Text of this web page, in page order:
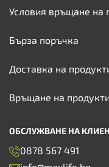
Условия връщане на
Бърза поръчка
Доставка на
Връщане на продукти
ОБСЛУЖВАНЕ НА
0878 567 491